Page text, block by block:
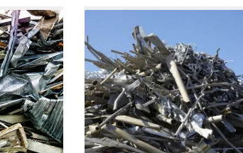
prêt pour notre nouveau
projet d'aménagement
paysager.